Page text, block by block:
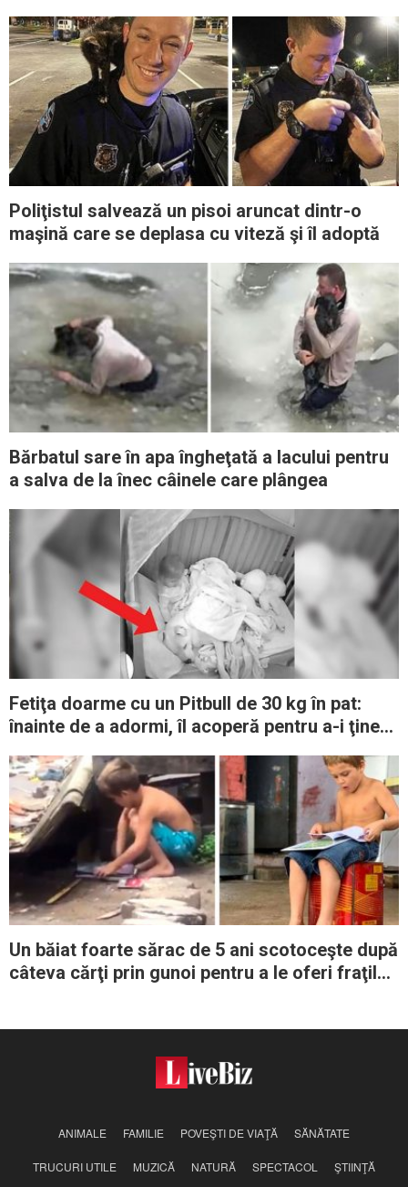
Poliţistul salvează un pisoi aruncat dintr-o
maşină care se deplasa cu viteză şi îl adoptă
Bărbatul sare în apa îngheţată a lacului pentru
a salva de la înec câinele care plângea
Fetiţa doarme cu un Pitbull de 30 kg în pat:
înainte de a adormi, îl acoperă pentru a-i ţine
Un băiat foarte sărac de 5 ani scotoceşte după
câteva cărţi prin gunoi pentru a le oferi fraţilor
ANIMALE FAMILIE POVEŞTI DE VIAŢĂ SĂNĂTATE
TRUCURI UTILE MUZICĂ NATURĂ SPECTACOL ŞTIINŢĂ